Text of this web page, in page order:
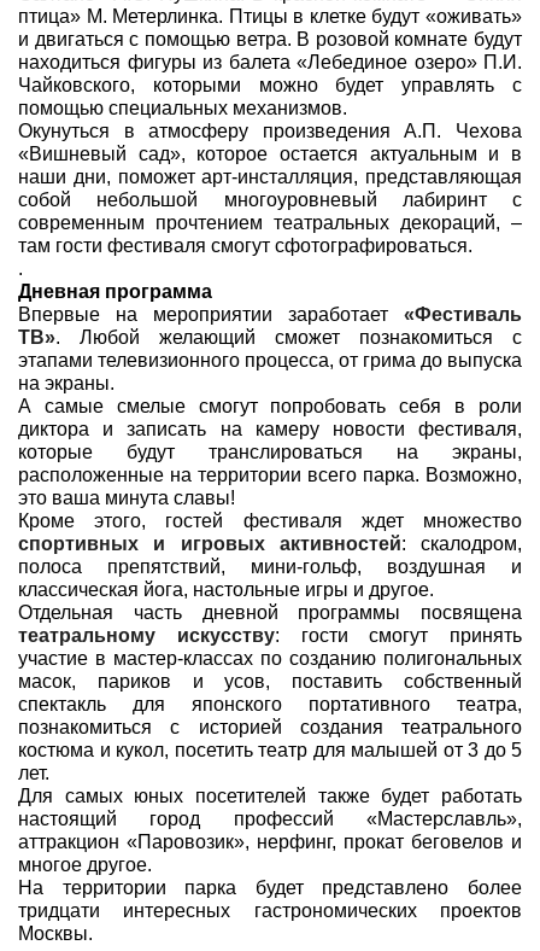
птица» М. Метерлинка. Птицы в клетке будут «оживать»
и двигаться с помощью ветра. В розовой комнате будут
находиться фигуры из балета «Лебединое озеро» П.И.
Чайковского, которыми можно будет управлять с
помощью специальных механизмов.
Окунуться в атмосферу произведения А.П. Чехова
«Вишневый сад», которое остается актуальным и в
наши дни, поможет арт-инсталляция, представляющая
собой небольшой многоуровневый лабиринт с
современным прочтением театральных декораций, –
там гости фестиваля смогут сфотографироваться.
.
Дневная программа
Впервые на мероприятии заработает «Фестиваль
ТВ». Любой желающий сможет познакомиться с
этапами телевизионного процесса, от грима до выпуска
на экраны.
А самые смелые смогут попробовать себя в роли
диктора и записать на камеру новости фестиваля,
которые будут транслироваться на экраны,
расположенные на территории всего парка. Возможно,
это ваша минута славы!
Кроме этого, гостей фестиваля ждет множество
спортивных и игровых активностей: скалодром,
полоса препятствий, мини-гольф, воздушная и
классическая йога, настольные игры и другое.
Отдельная часть дневной программы посвящена
театральному искусству: гости смогут принять
участие в мастер-классах по созданию полигональных
масок, париков и усов, поставить собственный
спектакль для японского портативного театра,
познакомиться с историей создания театрального
костюма и кукол, посетить театр для малышей от 3 до 5
лет.
Для самых юных посетителей также будет работать
настоящий город профессий «Мастерславль»,
аттракцион «Паровозик», нерфинг, прокат беговелов и
многое другое.
На территории парка будет представлено более
тридцати интересных гастрономических проектов
Москвы.